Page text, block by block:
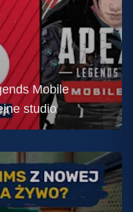
Mobile
studio